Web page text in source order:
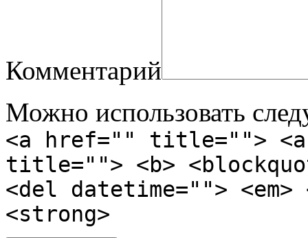
Комментарий
Можно использовать
<a href="" title="">
title=""> <b>
<del datetime="">
<strong>